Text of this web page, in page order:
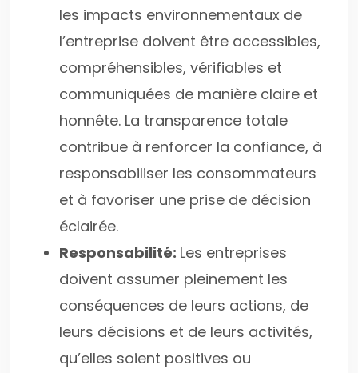
les impacts environnementaux de
l’entreprise doivent être accessibles,
compréhensibles, vérifiables et
communiquées de manière claire et
honnête. La transparence totale
contribue à renforcer la confiance, à
responsabiliser les consommateurs
et à favoriser une prise de décision
éclairée.
Responsabilité: Les entreprises
doivent assumer pleinement les
conséquences de leurs actions, de
leurs décisions et de leurs activités,
qu’elles soient positives ou